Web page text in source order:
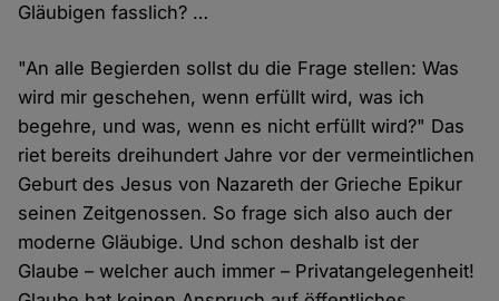
Gläubigen fasslich? …
"An alle Begierden sollst du die Frage stellen: Was
wird mir geschehen, wenn erfüllt wird, was ich
begehre, und was, wenn es nicht erfüllt wird?" Das
riet bereits dreihundert Jahre vor der vermeintlichen
Geburt des Jesus von Nazareth der Grieche Epikur
seinen Zeitgenossen. So frage sich also auch der
moderne Gläubige. Und schon deshalb ist der
Glaube – welcher auch immer – Privatangelegenheit!